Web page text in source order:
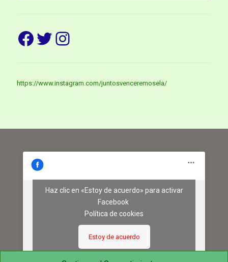
Facebook
Twitter
Instagram
https://www.instagram.com/juntosvenceremosela/
Haz clic en «Estoy de acuerdo» para activar
Facebook
Política de cookies
Estoy de acuerdo